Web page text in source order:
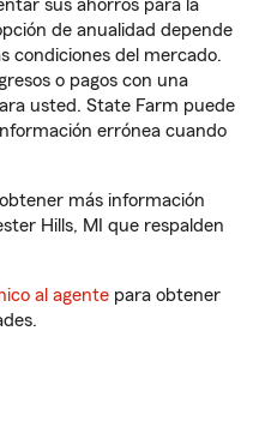
sus ahorros para la
de anualidad depende
condiciones del mercado.
o pagos con una
usted. State Farm puede
errónea cuando
más información
Hills, MI que respalden
al agente para obtener